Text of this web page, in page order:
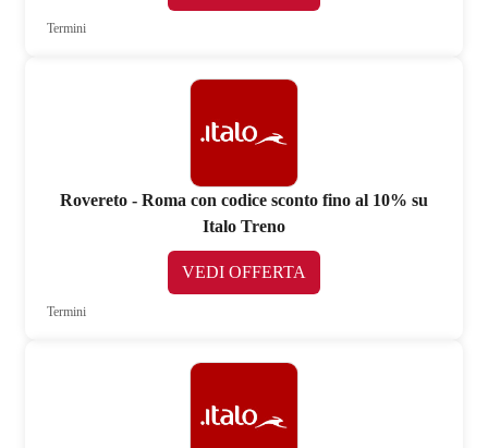
Termini
Rovereto - Roma con codice sconto fino al 10% su
Italo Treno
VEDI OFFERTA
Termini